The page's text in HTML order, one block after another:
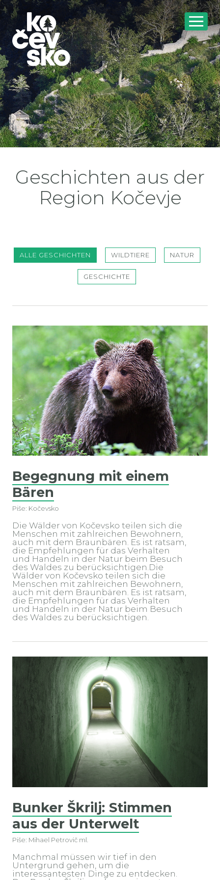
Geschichten aus der
Region Kočevje
ALLE GESCHICHTEN WILDTIERE NATUR
GESCHICHTE
Begegnung mit einem
Bären
Piše: Kočevsko
Die Wälder von Kočevsko teilen sich die
Menschen mit zahlreichen Bewohnern,
auch mit dem Braunbären. Es ist ratsam,
die Empfehlungen für das Verhalten
und Handeln in der Natur beim Besuch
des Waldes zu berücksichtigen.Die
Wälder von Kočevsko teilen sich die
Menschen mit zahlreichen Bewohnern,
auch mit dem Braunbären. Es ist ratsam,
die Empfehlungen für das Verhalten
und Handeln in der Natur beim Besuch
des Waldes zu berücksichtigen.
Bunker Škrilj: Stimmen
aus der Unterwelt
Piše: Mihael Petrovič ml.
Manchmal müssen wir tief in den
Untergrund gehen, um die
interessantesten Dinge zu entdecken.